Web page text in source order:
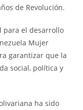
de Revolución.
para el desarrollo
Mujer
garantizar que la
social, política y
ha sido